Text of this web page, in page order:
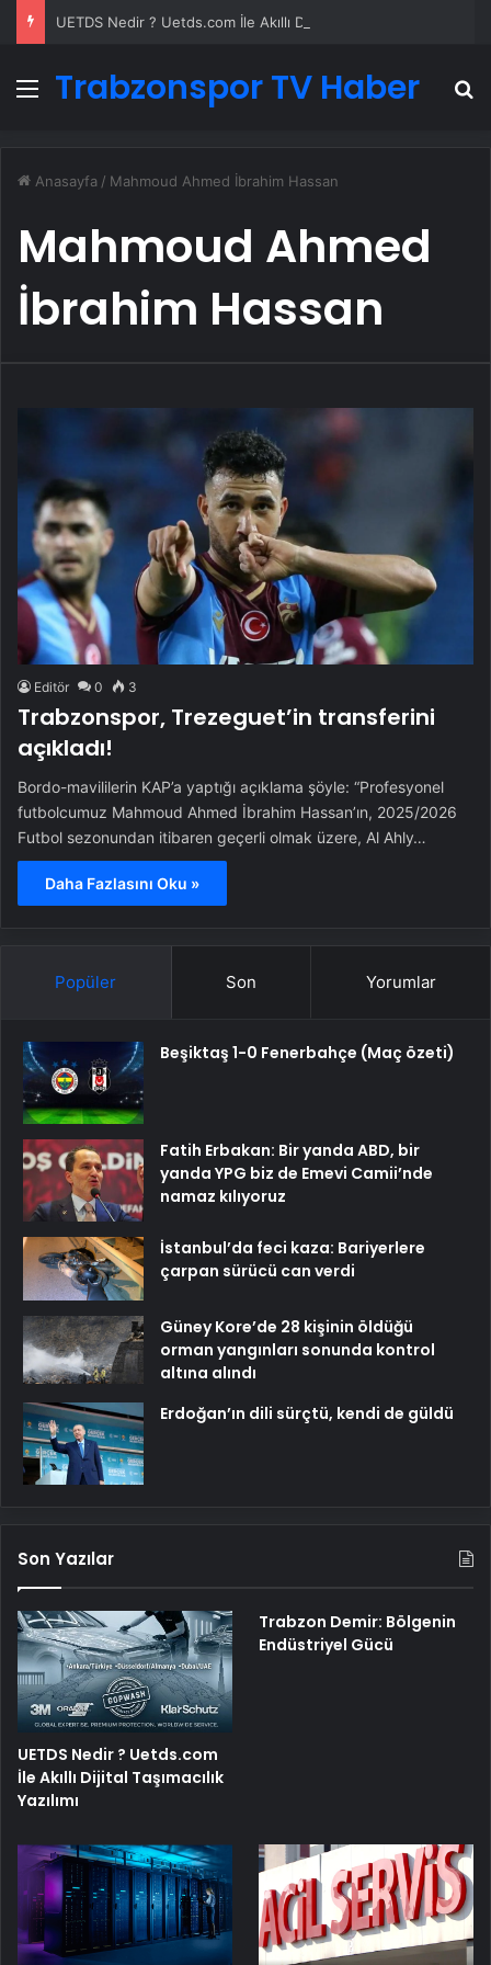
Menü
Trabzonspor TV Haber
Anasayfa / Mahmoud Ahmed İbrahim Hassan
Mahmoud Ahmed
İbrahim Hassan
Editör 0 3
Trabzonspor, Trezeguet’in transferini
açıkladı!
Bordo-mavililerin KAP’a yaptığı açıklama şöyle: “Profesyonel
futbolcumuz Mahmoud Ahmed İbrahim Hassan’ın, 2025/2026
Futbol sezonundan itibaren geçerli olmak üzere, Al Ahly…
Daha Fazlasını Oku »
Popüler Son Yorumlar
Beşiktaş 1-0 Fenerbahçe (Maç özeti)
Fatih Erbakan: Bir yanda ABD, bir
yanda YPG biz de Emevi Camii’nde
namaz kılıyoruz
İstanbul’da feci kaza: Bariyerlere
çarpan sürücü can verdi
Güney Kore’de 28 kişinin öldüğü
orman yangınları sonunda kontrol
altına alındı
Erdoğan’ın dili sürçtü, kendi de güldü
Son Yazılar
UETDS Nedir ? Uetds.com
İle Akıllı Dijital Taşımacılık
Yazılımı
Trabzon Demir: Bölgenin
Endüstriyel Gücü